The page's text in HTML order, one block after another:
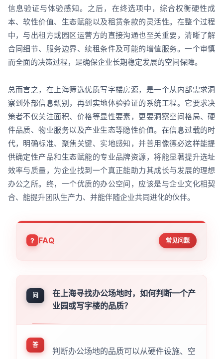
信息验证与体验感知。之后，在终选项中，综合权衡硬性成
本、软性价值、生态赋能以及租赁条款的灵活性。在整个过程
中，与出租方或园区运营方的直接沟通也至关重要，清晰了解
合同细节、服务边界、续租条件及可能的增值服务。一个审慎
而全面的决策过程，是确保企业长期稳定发展的空间保障。
总而言之，在上海筛选优质写字楼房源，是一个从内部需求洞
察到外部信息甄别，再到实地体验验证的系统工程。它要求决
策者不仅关注面积、价格等显性要素，更要洞察空间格局、硬
件品质、物业服务以及产业生态等隐性价值。在信息过载的时
代，明确标准、聚焦关键、实地感知，并善用像德必这样能提
供确定性产品和生态赋能的专业品牌资源，将能显著提升选址
效率与质量，为企业找到一个真正能助力其成长与发展的理想
办公之所。终，一个优质的办公空间，应该是与企业文化相契
合、能提升团队生产力、并能伴随企业共同进化的伙伴。
FAQ 常见问题
问
在上海寻找办公场地时，如何判断一个产
业园或写字楼的品质？
答
判断办公场地的品质可以从硬件设施、空